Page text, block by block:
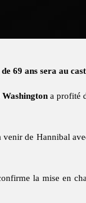
69 ans sera au
Washingtona profité
venir de Hannibal
la mise en